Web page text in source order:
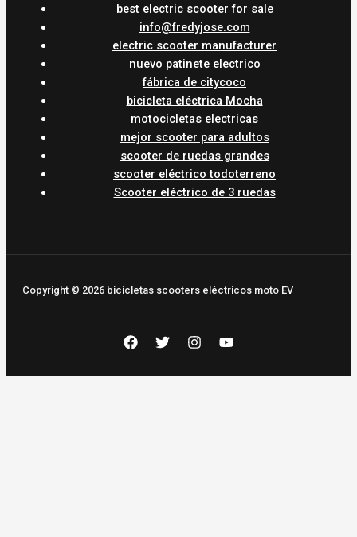
best electric scooter for sale
info@fredyjose.com
electric scooter manufacturer
nuevo patinete electrico
fábrica de citycoco
bicicleta eléctrica Mocha
motocicletas electricas
mejor scooter para adultos
scooter de ruedas grandes
scooter eléctrico todoterreno
Scooter eléctrico de 3 ruedas
Copyright © 2026 bicicletas scooters eléctricos moto EV